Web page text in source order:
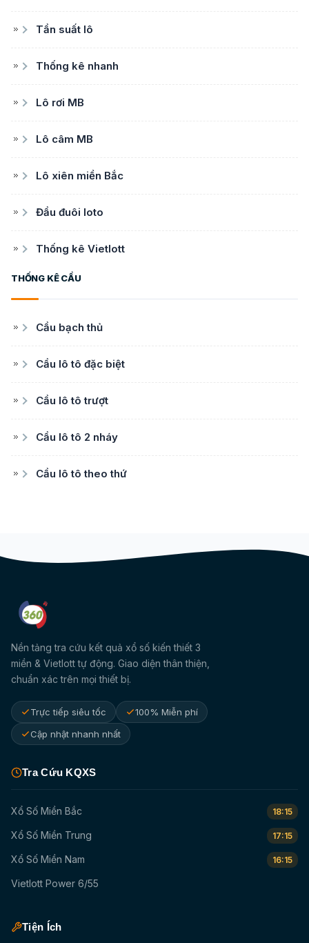
Tần suất lô
Thống kê nhanh
Lô rơi MB
Lô câm MB
Lô xiên miền Bắc
Đầu đuôi loto
Thống kê Vietlott
THỐNG KÊ CẦU
Cầu bạch thủ
Cầu lô tô đặc biệt
Cầu lô tô trượt
Cầu lô tô 2 nháy
Cầu lô tô theo thứ
Nền tảng tra cứu kết quả xổ số kiến thiết 3
miền & Vietlott tự động. Giao diện thân thiện,
chuẩn xác trên mọi thiết bị.
Trực tiếp siêu tốc
100% Miễn phí
Cập nhật nhanh nhất
Tra Cứu KQXS
Xổ Số Miền Bắc 18:15
Xổ Số Miền Trung 17:15
Xổ Số Miền Nam 16:15
Vietlott Power 6/55
Tiện Ích